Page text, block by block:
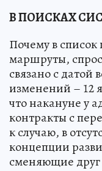
В ПОИСКАХ
Почему в
маршруты,
связано с датой
изменений – 12
что накануне у
контракты с
к случаю, в
концепции
сменяющие друг